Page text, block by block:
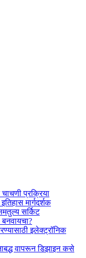
चाचणी प्रक्रिया
मार्गदर्शक
सर्किट
इलेक्ट्रॉनिक
वापरून डिझाइन कसे